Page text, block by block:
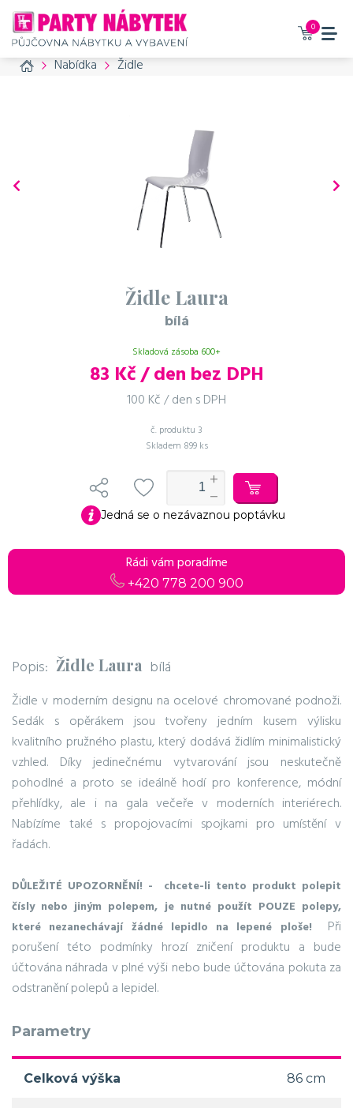
0
Home Nabídka Židle
Židle Laura
bílá
Skladová zásoba 600+
83 Kč / den bez DPH
100 Kč / den s DPH
č. produktu 3
Skladem 899 ks
Jedná se o nezávaznou poptávku
Rádi vám poradíme
+420 778 200 900
Popis: Židle Laura bílá
Židle v moderním designu na ocelové chromované podnoži.
Sedák s opěrákem jsou tvořeny jedním kusem výlisku
kvalitního pružného plastu, který dodává židlím minimalistický
vzhled. Díky jedinečnému vytvarování jsou neskutečně
pohodlné a proto se ideálně hodí pro konference, módní
přehlídky, ale i na gala večeře v moderních interiérech.
Nabízíme také s propojovacími spojkami pro umístění v
řadách.
DŮLEŽITÉ UPOZORNĚNÍ! - chcete-li tento produkt polepit
čísly nebo jiným polepem, je nutné použít POUZE polepy,
které nezanechávají žádné lepidlo na lepené ploše!
Při
porušení této podmínky hrozí zničení produktu a bude
účtována náhrada v plné výši nebo bude účtována pokuta za
odstranění polepů a lepidel.
Parametry
Celková výška 86 cm
Vaše zboží bylo přidáno do
košíku
Židle Laura - bílá
Příslušenství, které
doporučujeme také
objednat
na židle Laura, Summit a
Garden
20 Kč / den bez DPH
24 Kč / den s DPH